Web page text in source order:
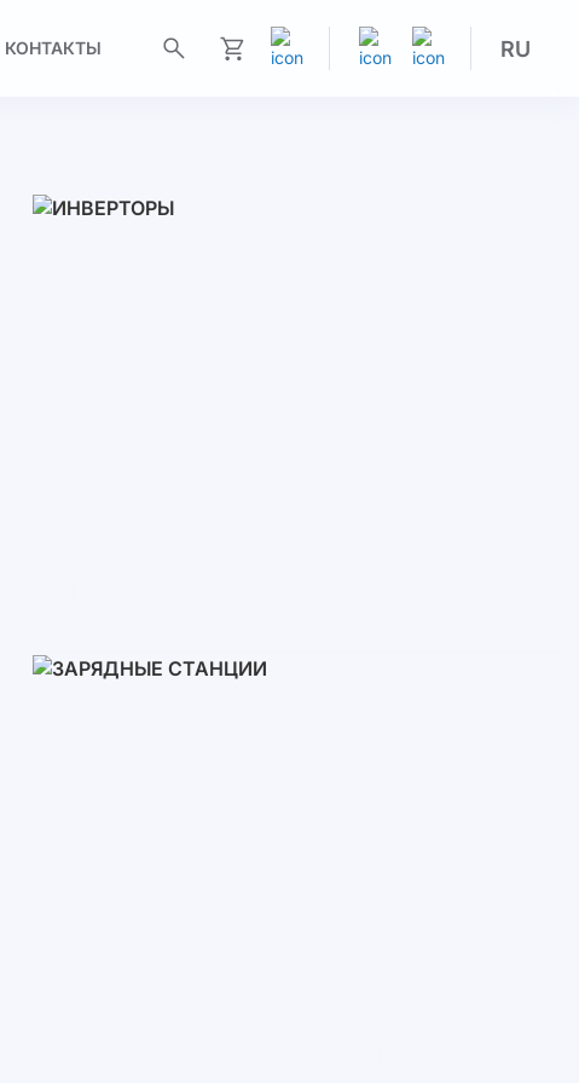
КОНТАКТЫ
RU
Однофазные